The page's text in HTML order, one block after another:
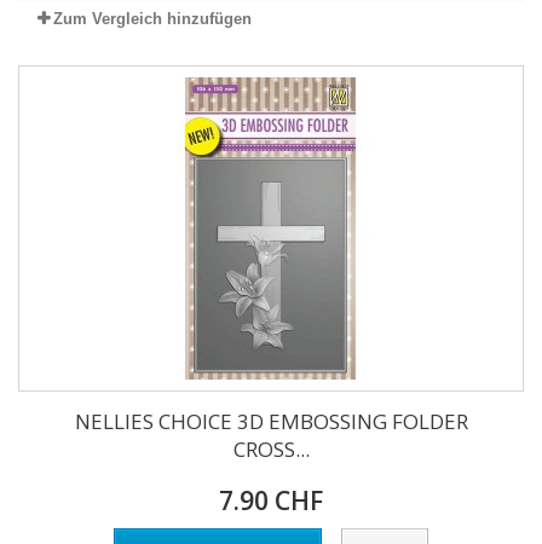
Zum Vergleich hinzufügen
NELLIES CHOICE 3D EMBOSSING FOLDER
CROSS...
7.90 CHF